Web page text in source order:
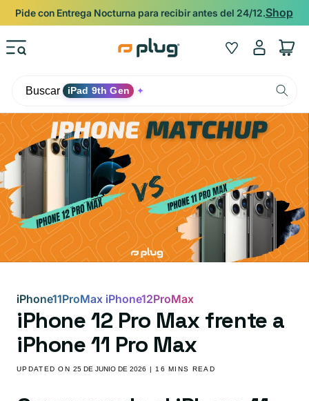
Ir al contenido
Pide con Entrega Nocturna para recibir antes del 24/12.Shop
Wishlist
Iniciar
sesión
Carrito
Buscar iPad 9th Gen ✦
iPhone11ProMax iPhone12ProMax
iPhone 12 Pro Max frente a
iPhone 11 Pro Max
UPDATED ON25 DE JUNIO DE 2026 | 16 MINS READ